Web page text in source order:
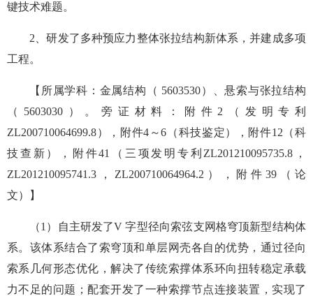
键技术难题。
2、研发了多种预应力整体张拉结构新体系，并建成多项
工程。
【所属学科：金属结构（ 5603530）、悬索与张拉结构
（5603030）。旁证材料：附件2（发明专利
ZL200710064699.8），附件4～6（科技鉴定），附件12（科
技查新），附件41（三项发明专利ZL201210095735.8，
ZL201210095741.3，ZL200710064964.2），附件39（论
文）】
（1）自主研发了V 字型径向索弦支网格穹顶新型结构体
系。该体系结合了索穹顶和单层网壳各自的优势，通过径向
索系几何形态优化，解决了传统索撑体系环向扭转稳定承载
力不足的问题；配套开发了一种索撑节点连接装置，实现了